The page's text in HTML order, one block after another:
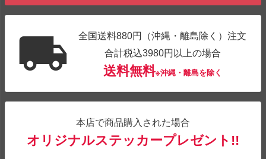
全国送料880円（沖縄・離島除く）注文
合計税込3980円以上の場合
送料無料※沖縄・離島を除く
本店で商品購入された場合
オリジナルステッカープレゼント!!